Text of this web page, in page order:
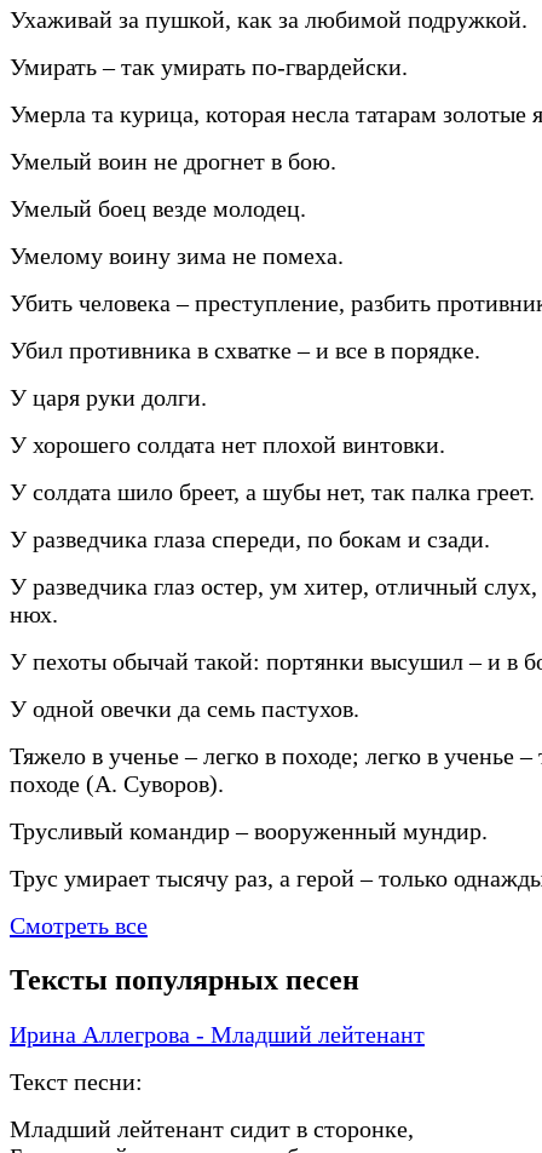
Ухаживай за пушкой, как за любимой подружкой.
Умирать – так умирать по-гвардейски.
Умерла та курица, которая несла татарам золотые
Умелый воин не дрогнет в бою.
Умелый боец везде молодец.
Умелому воину зима не помеха.
Убить человека – преступление, разбить
Убил противника в схватке – и все в порядке.
У царя руки долги.
У хорошего солдата нет плохой винтовки.
У солдата шило бреет, а шубы нет, так палка греет.
У разведчика глаза спереди, по бокам и сзади.
У разведчика глаз остер, ум хитер, отличный
нюх.
У пехоты обычай такой: портянки высушил – и в
У одной овечки да семь пастухов.
Тяжело в ученье – легко в походе; легко в ученье –
походе (А. Суворов).
Трусливый командир – вооруженный мундир.
Трус умирает тысячу раз, а герой – только
Смотреть все
Тексты популярных песен
Ирина Аллегрова - Младший лейтенант
Текст песни:
Младший лейтенант сидит в сторонке,